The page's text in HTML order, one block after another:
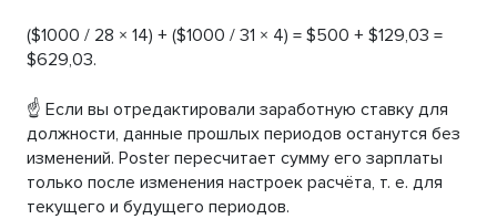
($1000 / 28 × 14) + ($1000 / 31 × 4) = $500 + $129,03 =
$629,03.
☝️ Если вы отредактировали заработную ставку для
должности, данные прошлых периодов останутся без
изменений. Poster пересчитает сумму его зарплаты
только после изменения настроек расчёта, т. е. для
текущего и будущего периодов.